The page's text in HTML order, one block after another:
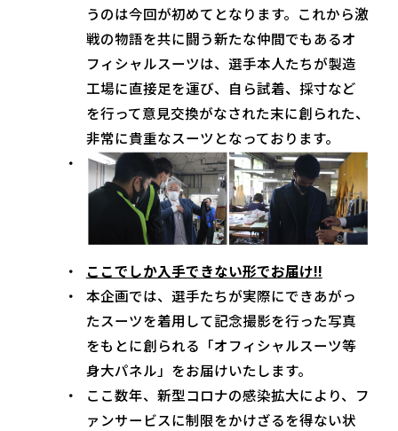
うのは今回が初めてとなります。これから激
戦の物語を共に闘う新たな仲間でもあるオ
フィシャルスーツは、選手本人たちが製造
工場に直接足を運び、自ら試着、採寸など
を行って意見交換がなされた末に創られた、
非常に貴重なスーツとなっております。
ここでしか入手できない形でお届け!!
本企画では、選手たちが実際にできあがっ
たスーツを着用して記念撮影を行った写真
をもとに創られる「オフィシャルスーツ等
身大パネル」をお届けいたします。
ここ数年、新型コロナの感染拡大により、フ
ァンサービスに制限をかけざるを得ない状